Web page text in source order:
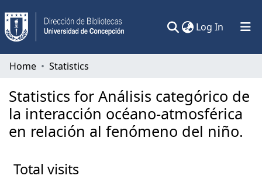
Log In (current)
Communities & Collections
All of DSpace
Home Statistics
Statistics for Análisis categórico de
la interacción océano-atmosférica
en relación al fenómeno del niño.
Total visits